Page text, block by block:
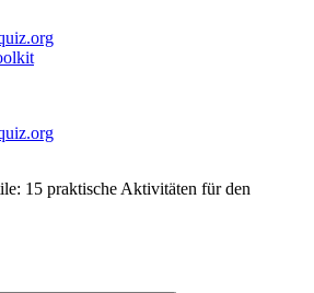
15 praktische Aktivitäten für den